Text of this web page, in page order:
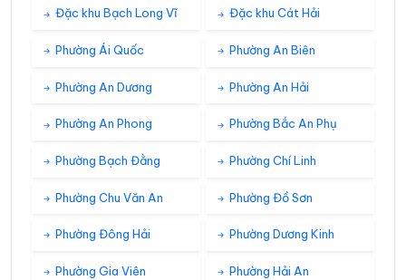
Đặc khu Bạch Long Vĩ Đặc khu Cát Hải
Phường Ái Quốc Phường An Biên
Phường An Dương Phường An Hải
Phường An Phong Phường Bắc An Phụ
Phường Bạch Đằng Phường Chí Linh
Phường Chu Văn An Phường Đồ Sơn
Phường Đông Hải Phường Dương Kinh
Phường Gia Viên Phường Hải An